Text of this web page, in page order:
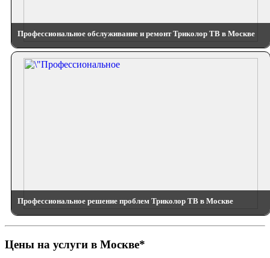
Профессиональное обслуживание и ремонт Триколор ТВ в Москве
Профессиональное решение проблем Триколор ТВ в Москве
Цены на услуги в Москве*